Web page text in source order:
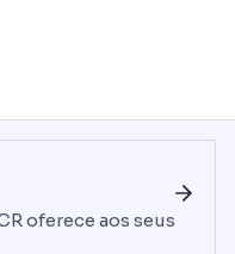
oferece aos seus